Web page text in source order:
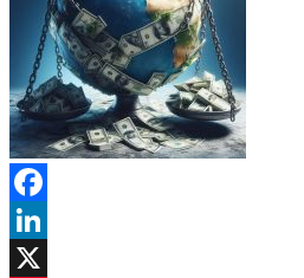
Facebook
LinkedIn